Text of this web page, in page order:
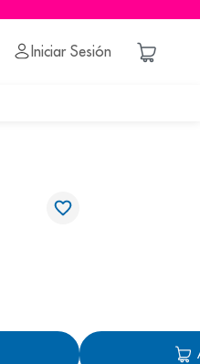
Iniciar Sesión